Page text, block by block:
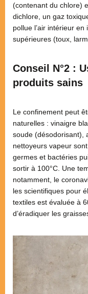
(contenant du chlore)
dichlore, un gaz
pollue l’air intérieur
supérieures (toux,
Conseil N°2 :
produits sains
Le confinement peut
naturelles : vinaigre
soude (désodorisant),
nettoyeurs vapeur
germes et bactéries
sortir à 100°C. Une
notamment, le
les scientifiques pour
textiles est évaluée à
d’éradiquer les